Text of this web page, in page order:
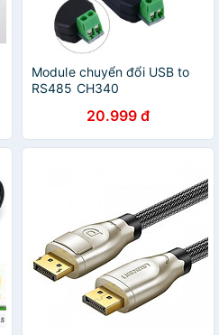
Module chuyển đổi USB to
RS485 CH340
20.999 đ